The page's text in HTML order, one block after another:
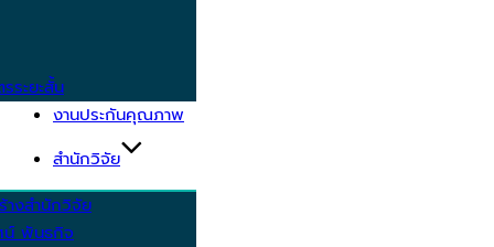
ระยะสั้น
งานประกันคุณภาพ
สำนักวิจัย
างสำนักวิจัย
น์ พันธกิจ